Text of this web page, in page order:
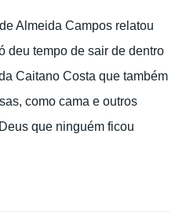
Almeida Campos relatou
deu tempo de sair de dentro
Caitano Costa que também
como cama e outros
que ninguém ficou